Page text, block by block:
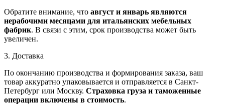
Обратите внимание, что август и январь являются
нерабочими месяцами для итальянских мебельных
фабрик. В связи с этим, срок производства может быть
увеличен.
3. Доставка
По окончанию производства и формирования заказа, ваш
товар аккуратно упаковывается и отправляется в Санкт-
Петербург или Москву. Страховка груза и таможенные
операции включены в стоимость.